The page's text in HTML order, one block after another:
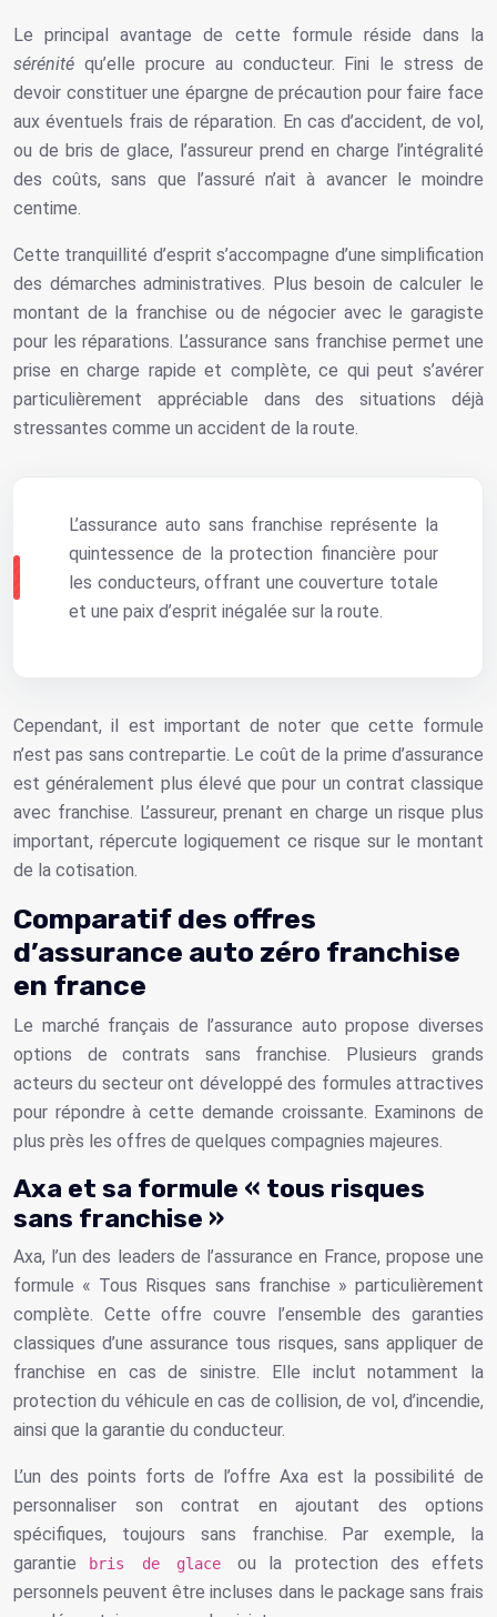
Le principal avantage de cette formule réside dans la
sérénité qu’elle procure au conducteur. Fini le stress de
devoir constituer une épargne de précaution pour faire face
aux éventuels frais de réparation. En cas d’accident, de vol,
ou de bris de glace, l’assureur prend en charge l’intégralité
des coûts, sans que l’assuré n’ait à avancer le moindre
centime.
Cette tranquillité d’esprit s’accompagne d’une simplification
des démarches administratives. Plus besoin de calculer le
montant de la franchise ou de négocier avec le garagiste
pour les réparations. L’assurance sans franchise permet une
prise en charge rapide et complète, ce qui peut s’avérer
particulièrement appréciable dans des situations déjà
stressantes comme un accident de la route.
L’assurance auto sans franchise représente la
quintessence de la protection financière pour
les conducteurs, offrant une couverture totale
et une paix d’esprit inégalée sur la route.
Cependant, il est important de noter que cette formule
n’est pas sans contrepartie. Le coût de la prime d’assurance
est généralement plus élevé que pour un contrat classique
avec franchise. L’assureur, prenant en charge un risque plus
important, répercute logiquement ce risque sur le montant
de la cotisation.
Comparatif des offres
d’assurance auto zéro franchise
en france
Le marché français de l’assurance auto propose diverses
options de contrats sans franchise. Plusieurs grands
acteurs du secteur ont développé des formules attractives
pour répondre à cette demande croissante. Examinons de
plus près les offres de quelques compagnies majeures.
Axa et sa formule « tous risques
sans franchise »
Axa, l’un des leaders de l’assurance en France, propose une
formule « Tous Risques sans franchise » particulièrement
complète. Cette offre couvre l’ensemble des garanties
classiques d’une assurance tous risques, sans appliquer de
franchise en cas de sinistre. Elle inclut notamment la
protection du véhicule en cas de collision, de vol, d’incendie,
ainsi que la garantie du conducteur.
L’un des points forts de l’offre Axa est la possibilité de
personnaliser son contrat en ajoutant des options
spécifiques, toujours sans franchise. Par exemple, la
garantie
bris de glace ou la protection des effets
personnels peuvent être incluses dans le package sans frais